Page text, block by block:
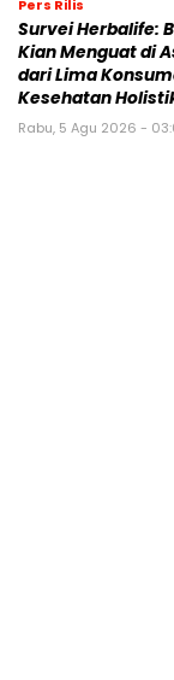
Pers Rilis
Survei Herbalife:
Kian Menguat di
dari Lima
Kesehatan
Rabu, 5 Agu 2026 -